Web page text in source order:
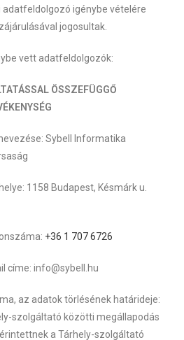
igénybe vételére
jogosultak.
vett adatfeldolgozók:
ÖSSZEFÜGGŐ
Sybell Informatika
1158 Budapest, Késmárk u.
+36 1 707 6726
címe: info@sybell.hu
az adatok törlésének határideje:
szolgáltató közötti megállapodás
a Tárhely-szolgáltató